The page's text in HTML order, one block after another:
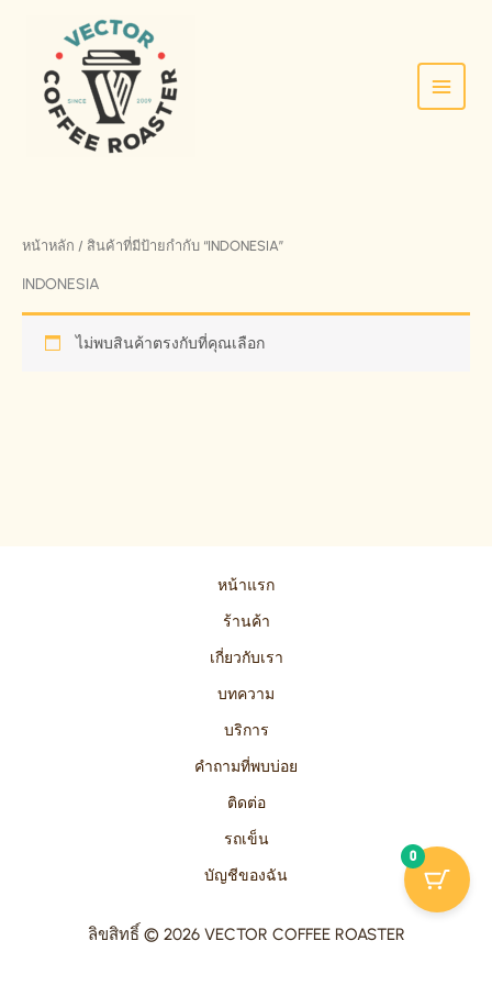
CONTENT
หน้าหลัก / สินค้าที่มีป้ายกำกับ “INDONESIA”
INDONESIA
ไม่พบสินค้าตรงกับที่คุณเลือก
หน้าแรก
ร้านค้า
เกี่ยวกับเรา
บทความ
บริการ
คำถามที่พบบ่อย
ติดต่อ
รถเข็น
บัญชีของฉัน
ลิขสิทธิ์ © 2026 VECTOR COFFEE ROASTER
0